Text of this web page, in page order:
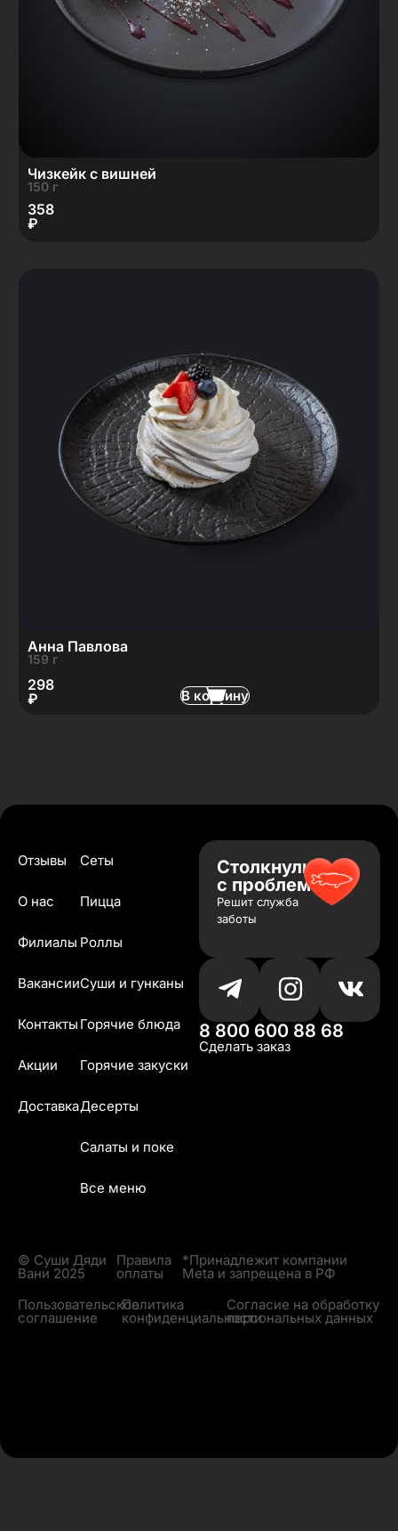
Чизкейк с вишней
150 г
358
₽
Анна Павлова
159 г
298
₽
В корзину
Отзывы
О нас
Филиалы
Вакансии
Контакты
Акции
Доставка
Сеты
Пицца
Роллы
Суши и гунканы
Горячие блюда
Горячие закуски
Десерты
Салаты и поке
Все меню
Столкнулись
с проблемой?
Решит служба
заботы
8 800 600 88 68
Сделать заказ
© Суши Дяди
Вани 2025
Правила
оплаты
*Принадлежит компании
Meta и запрещена в РФ
Пользовательское
соглашение
Политика
конфиденциальности
Согласие на обработку
персональных данных